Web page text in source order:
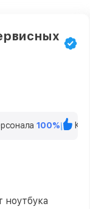
100%